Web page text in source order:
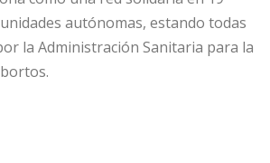
autónomas, estando todas
la Administración Sanitaria para la